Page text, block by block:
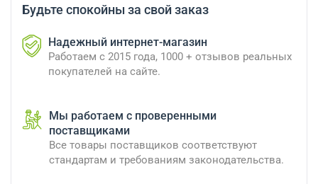
Будьте спокойны за свой заказ
Надежный интернет-магазин
Работаем с 2015 года, 1000 + отзывов реальных
покупателей на сайте.
Мы работаем с проверенными
поставщиками
Все товары поставщиков соответствуют
стандартам и требованиям законодательства.